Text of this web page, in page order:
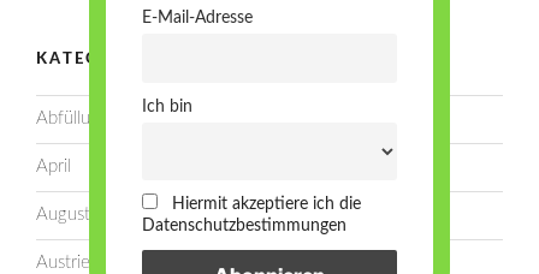
KATEGORIEN
Abfüllung
April
August
Austrieb
E-Mail-Adresse
Ich bin
Hiermit akzeptiere ich die
Datenschutzbestimmungen